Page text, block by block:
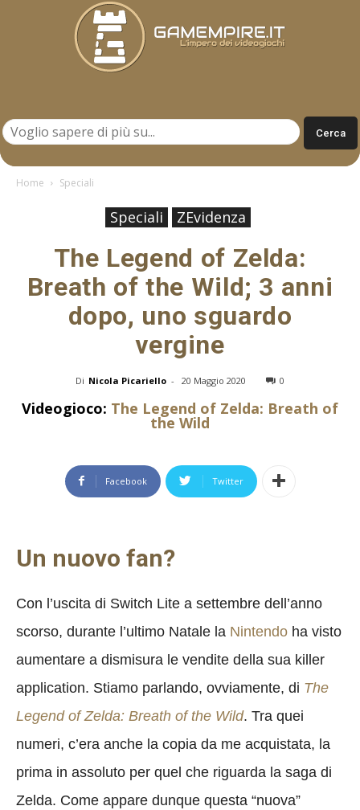
Home Speciali
Speciali ZEvidenza
The Legend of Zelda:
Breath of the Wild; 3 anni
dopo, uno sguardo
vergine
Di Nicola Picariello - 20 Maggio 2020 0
Videogioco: The Legend of Zelda: Breath of
the Wild
Facebook Twitter
Un nuovo fan?
Con l’uscita di Switch Lite a settembre dell’anno
scorso, durante l’ultimo Natale la Nintendo ha visto
aumentare a dismisura le vendite della sua killer
application. Stiamo parlando, ovviamente, di The
Legend of Zelda: Breath of the Wild. Tra quei
numeri, c’era anche la copia da me acquistata, la
prima in assoluto per quel che riguarda la saga di
Zelda. Come appare dunque questa “nuova”